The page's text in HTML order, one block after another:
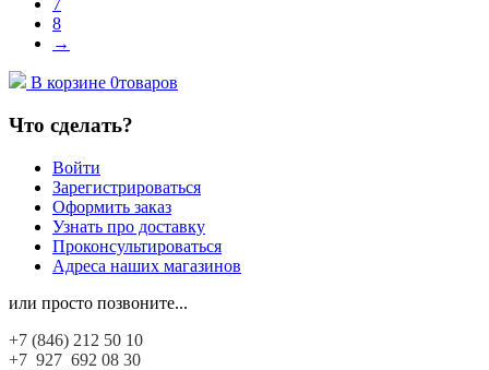
7
8
→
В корзине 0товаров
Что сделать?
Войти
Зарегистрироваться
Оформить заказ
Узнать про доставку
Проконсультироваться
Адреса наших магазинов
или просто позвоните...
+7 (846) 212 50 10
+7 927 692 08 30